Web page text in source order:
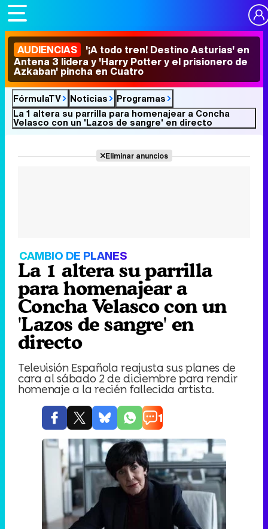
AUDIENCIAS '¡A todo tren! Destino Asturias' en
Antena 3 lidera y 'Harry Potter y el prisionero de
Azkaban' pincha en Cuatro
FórmulaTV Noticias
Programas
La 1 altera su parrilla para homenajear a Concha
Velasco con un 'Lazos de sangre' en directo
Eliminar anuncios
CAMBIO DE PLANES
La 1 altera su parrilla
para homenajear a
Concha Velasco con un
'Lazos de sangre' en
directo
Televisión Española reajusta sus planes de
cara al sábado 2 de diciembre para rendir
homenaje a la recién fallecida artista.
1